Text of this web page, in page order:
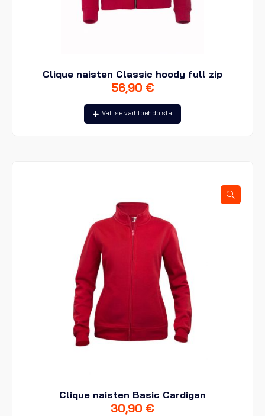
Clique naisten Classic hoody full zip
56,90 €
Valitse vaihtoehdoista
Tällä
tuotteella
Clique naisten Basic Cardigan
30,90 €